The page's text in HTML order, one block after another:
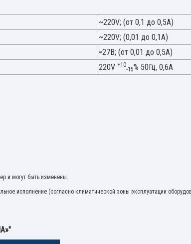
~220V; (от 0,1 до 0,5А)
~220V; (0,01 до 0,1А)
=27В; (от 0,01 до 0,5А)
220V +10
-15% 50Гц, 0,6А
и могут быть изменены.
исполнение (согласно климатической зоны эксплуатации